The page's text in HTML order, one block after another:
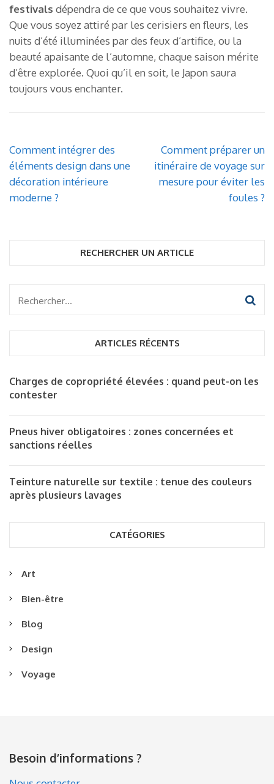
festivals dépendra de ce que vous souhaitez vivre.
Que vous soyez attiré par les cerisiers en fleurs, les
nuits d’été illuminées par des feux d’artifice, ou la
beauté apaisante de l’automne, chaque saison mérite
d’être explorée. Quoi qu’il en soit, le Japon saura
toujours vous enchanter.
Navigation
de
l’article
Comment intégrer des
éléments design dans une
décoration intérieure
moderne ?
Comment préparer un
itinéraire de voyage sur
mesure pour éviter les
foules ?
RECHERCHER UN ARTICLE
Rechercher :
ARTICLES RÉCENTS
Charges de copropriété élevées : quand peut-on les
contester
Pneus hiver obligatoires : zones concernées et
sanctions réelles
Teinture naturelle sur textile : tenue des couleurs
après plusieurs lavages
CATÉGORIES
Art
Bien-être
Blog
Design
Voyage
Besoin d’informations ?